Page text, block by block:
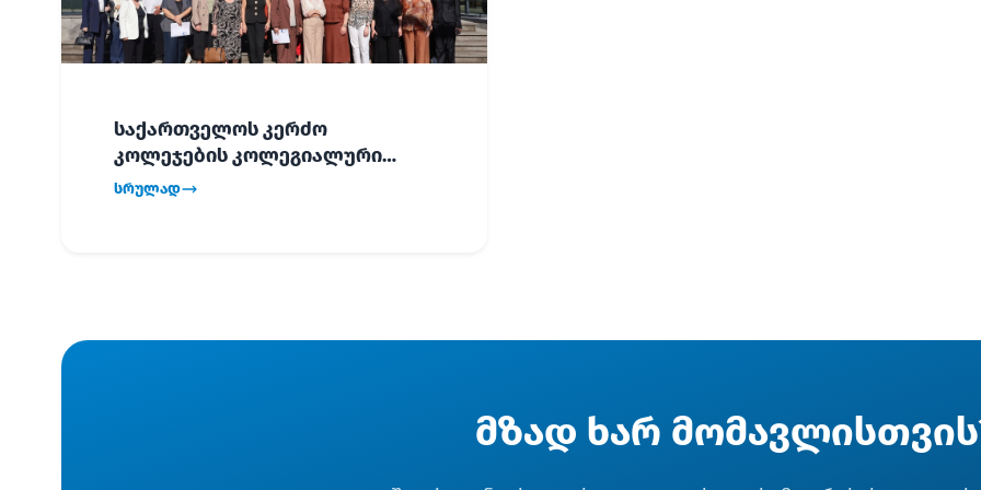
საქართველოს კერძო
კოლეჯების კოლეგიალური
ვიზიტი ბათუმში!
სრულად
მზად ხარ